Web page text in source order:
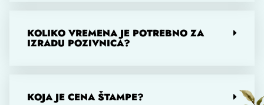
KOLIKO VREMENA JE POTREBNO ZA
IZRADU POZIVNICA?
KOJA JE CENA ŠTAMPE?